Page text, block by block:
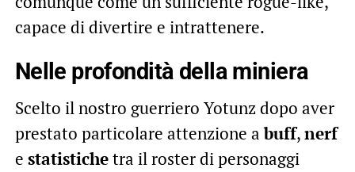
capace di divertire e intrattenere.
Nelle profondità della miniera
Scelto il nostro guerriero Yotunz dopo aver
prestato particolare attenzione abuff,nerf
e statistichetra il roster di personaggi